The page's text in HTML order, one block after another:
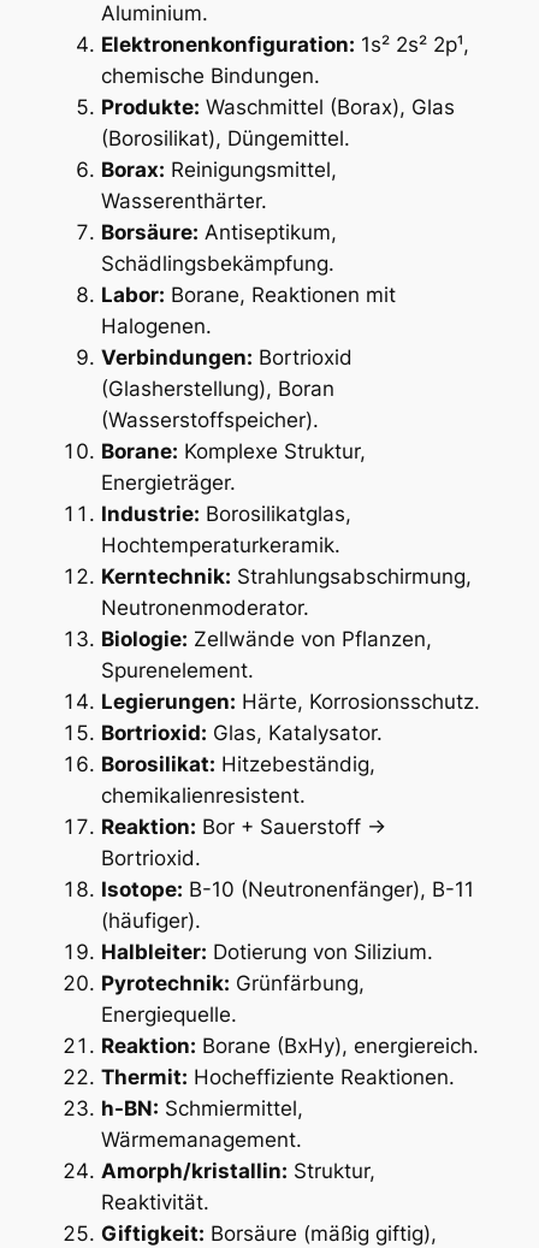
Aluminium.
Elektronenkonfiguration: 1s² 2s² 2p¹,
chemische Bindungen.
Produkte: Waschmittel (Borax), Glas
(Borosilikat), Düngemittel.
Borax: Reinigungsmittel,
Wasserenthärter.
Borsäure: Antiseptikum,
Schädlingsbekämpfung.
Labor: Borane, Reaktionen mit
Halogenen.
Verbindungen: Bortrioxid
(Glasherstellung), Boran
(Wasserstoffspeicher).
Borane: Komplexe Struktur,
Energieträger.
Industrie: Borosilikatglas,
Hochtemperaturkeramik.
Kerntechnik: Strahlungsabschirmung,
Neutronenmoderator.
Biologie: Zellwände von Pflanzen,
Spurenelement.
Legierungen: Härte, Korrosionsschutz.
Bortrioxid: Glas, Katalysator.
Borosilikat: Hitzebeständig,
chemikalienresistent.
Reaktion: Bor + Sauerstoff →
Bortrioxid.
Isotope: B-10 (Neutronenfänger), B-11
(häufiger).
Halbleiter: Dotierung von Silizium.
Pyrotechnik: Grünfärbung,
Energiequelle.
Reaktion: Borane (BxHy), energiereich.
Thermit: Hocheffiziente Reaktionen.
h-BN: Schmiermittel,
Wärmemanagement.
Amorph/kristallin: Struktur,
Reaktivität.
Giftigkeit: Borsäure (mäßig giftig),